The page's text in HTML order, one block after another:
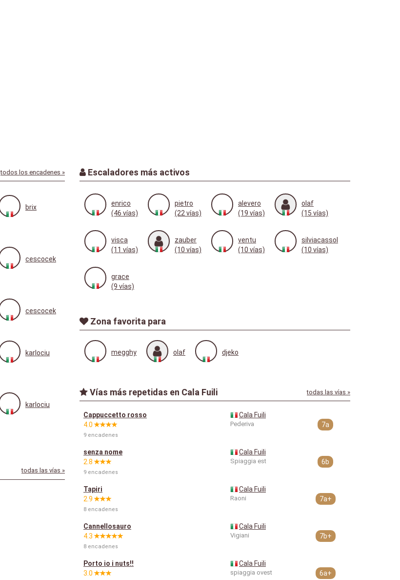
todos los encadenes »
brix
cescocek
cescocek
karlociu
karlociu
todas las vías »
Escaladores más activos
enrico
(46 vías)
pietro
(22 vías)
alevero
(19 vías)
olaf
(15 vías)
visca
(11 vías)
zauber
(10 vías)
ventu
(10 vías)
silviacassol
(10 vías)
grace
(9 vías)
Zona favorita para
megghy olaf djeko
Vías más repetidas en Cala Fuili todas las vías »
Cappuccetto rosso
4.0
9 encadenes
Cala Fuili
Pederiva 7a
senza nome
2.8
9 encadenes
Cala Fuili
Spiaggia est 6b
Tapiri
2.9
8 encadenes
Cala Fuili
Raoni 7a+
Cannellosauro
4.3
8 encadenes
Cala Fuili
Vigiani 7b+
Porto io i nuts!!
3.0
Cala Fuili
spiaggia ovest 6a+